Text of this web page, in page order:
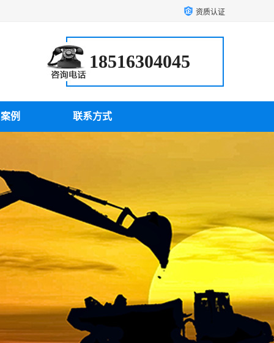
资质认证
18516304045
例 联系方式